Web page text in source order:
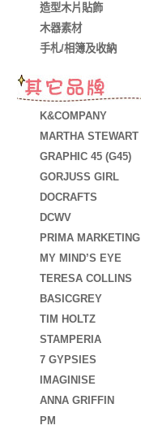
造型木片貼飾
木器素材
手札/相簿及收納
K&COMPANY
MARTHA STEWART
GRAPHIC 45 (G45)
GORJUSS GIRL
DOCRAFTS
DCWV
PRIMA MARKETING
MY MIND’S EYE
TERESA COLLINS
BASICGREY
TIM HOLTZ
STAMPERIA
7 GYPSIES
IMAGINISE
ANNA GRIFFIN
PM